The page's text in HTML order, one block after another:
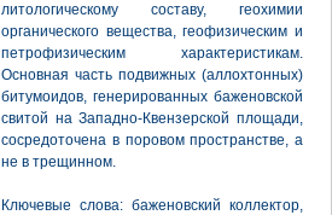
литологическому составу, геохимии
органического вещества, геофизическим и
петрофизическим характеристикам.
Основная часть подвижных (аллохтонных)
битумоидов, генерированных баженовской
свитой на Западно-Квензерской площади,
сосредоточена в поровом пространстве, а
не в трещинном.
Ключевые слова: баженовский коллектор,